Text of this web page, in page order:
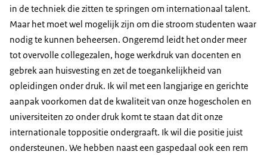
in de techniek die zitten te springen om internationaal talent.
Maar het moet wel mogelijk zijn om die stroom studenten waar
nodig te kunnen beheersen. Ongeremd leidt het onder meer
tot overvolle collegezalen, hoge werkdruk van docenten en
gebrek aan huisvesting en zet de toegankelijkheid van
opleidingen onder druk. Ik wil met een langjarige en gerichte
aanpak voorkomen dat de kwaliteit van onze hogescholen en
universiteiten zo onder druk komt te staan dat dit onze
internationale toppositie ondergraaft. Ik wil die positie juist
ondersteunen. We hebben naast een gaspedaal ook een rem